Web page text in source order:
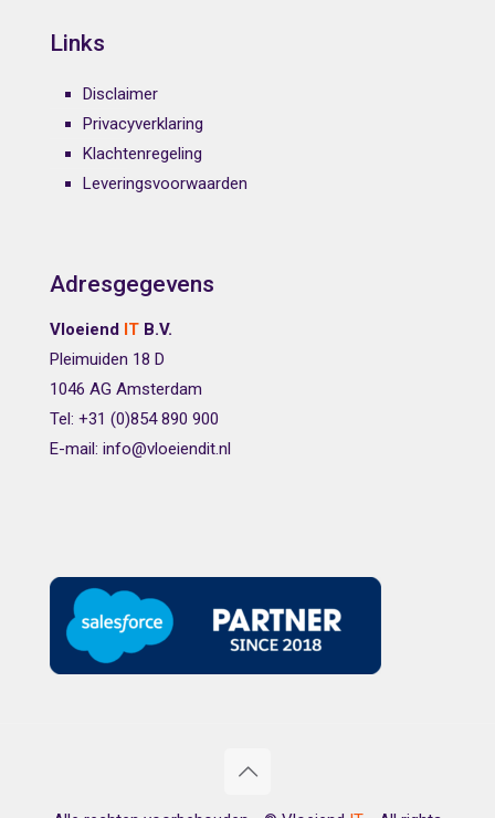
Links
Disclaimer
Privacyverklaring
Klachtenregeling
Leveringsvoorwaarden
Adresgegevens
Vloeiend IT B.V.
Pleimuiden 18 D
1046 AG Amsterdam
Tel: +31 (0)854 890 900
E-mail: info@vloeiendit.nl